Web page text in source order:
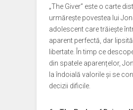
„The Giver” este o carte
urmărește povestea lui
adolescent care trăiește
aparent perfectă, dar
libertate. În timp ce
din spatele aparențelor,
la îndoială valorile și se
decizii dificile.